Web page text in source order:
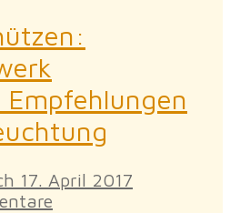
17. April 2017